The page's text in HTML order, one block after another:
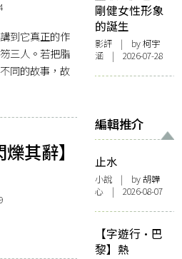
到它真正的作
三人。若把脂
同的故事，故
其辭】
剛健女性形象
的誕生
影評 | by 柯宇
涵 | 2026-07-28
編輯推介
止水
小說 | by 胡韡
心 | 2026-08-07
【字遊行·巴
黎】熱